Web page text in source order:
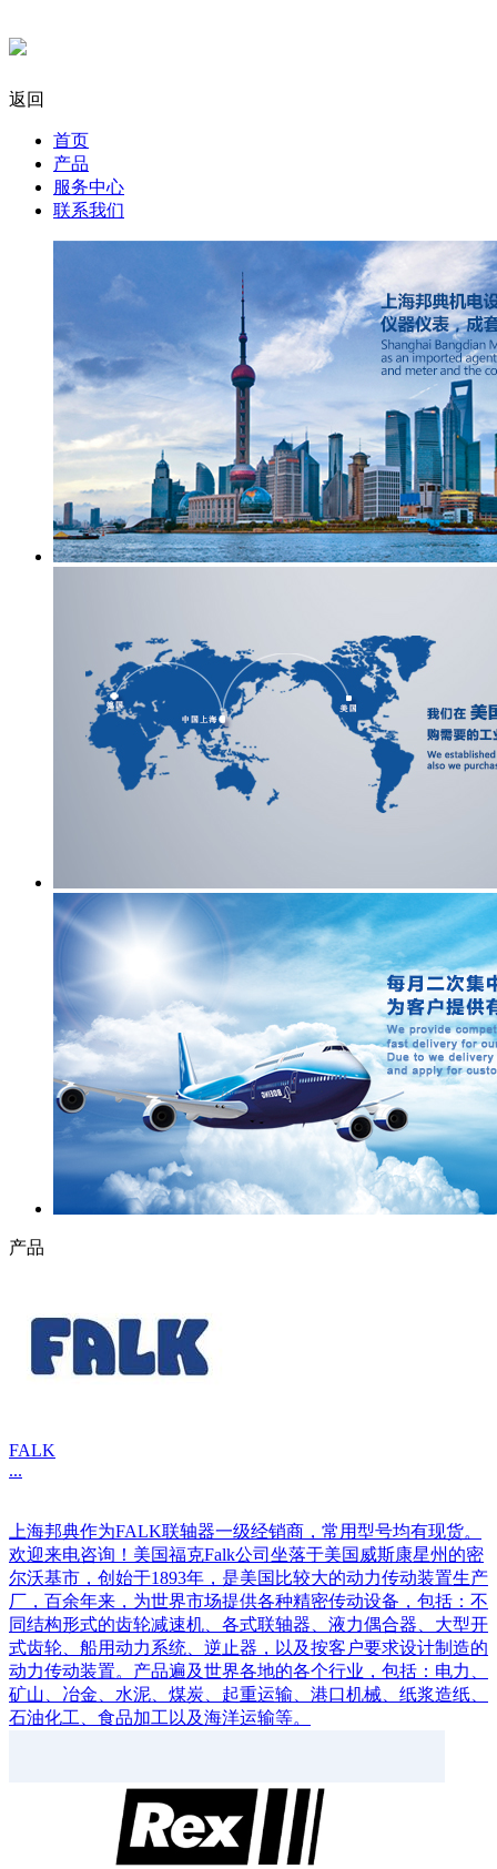
返回
首页
产品
服务中心
联系我们
产品
FALK
...
上海邦典作为FALK联轴器一级经销商，常用型号均有现货。
欢迎来电咨询！美国福克Falk公司坐落于美国威斯康星州的密
尔沃基市，创始于1893年，是美国比较大的动力传动装置生产
厂，百余年来，为世界市场提供各种精密传动设备，包括：不
同结构形式的齿轮减速机、各式联轴器、液力偶合器、大型开
式齿轮、船用动力系统、逆止器，以及按客户要求设计制造的
动力传动装置。产品遍及世界各地的各个行业，包括：电力、
矿山、冶金、水泥、煤炭、起重运输、港口机械、纸浆造纸、
石油化工、食品加工以及海洋运输等。